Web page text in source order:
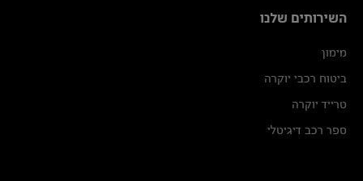
השירותים שלנו
מימון
ביטוח רכבי יוקרה
טרייד יוקרה
ספר רכב דיגיטלי